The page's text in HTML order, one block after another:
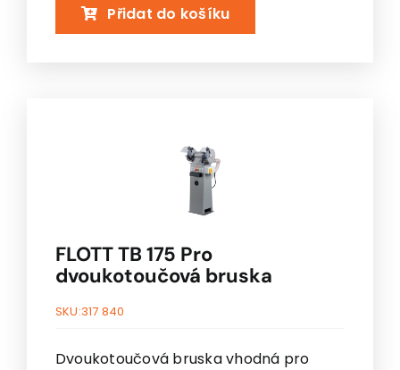
Přidat do košíku
FLOTT TB 175 Pro
dvoukotoučová bruska
SKU:317 840
Dvoukotoučová bruska vhodná pro